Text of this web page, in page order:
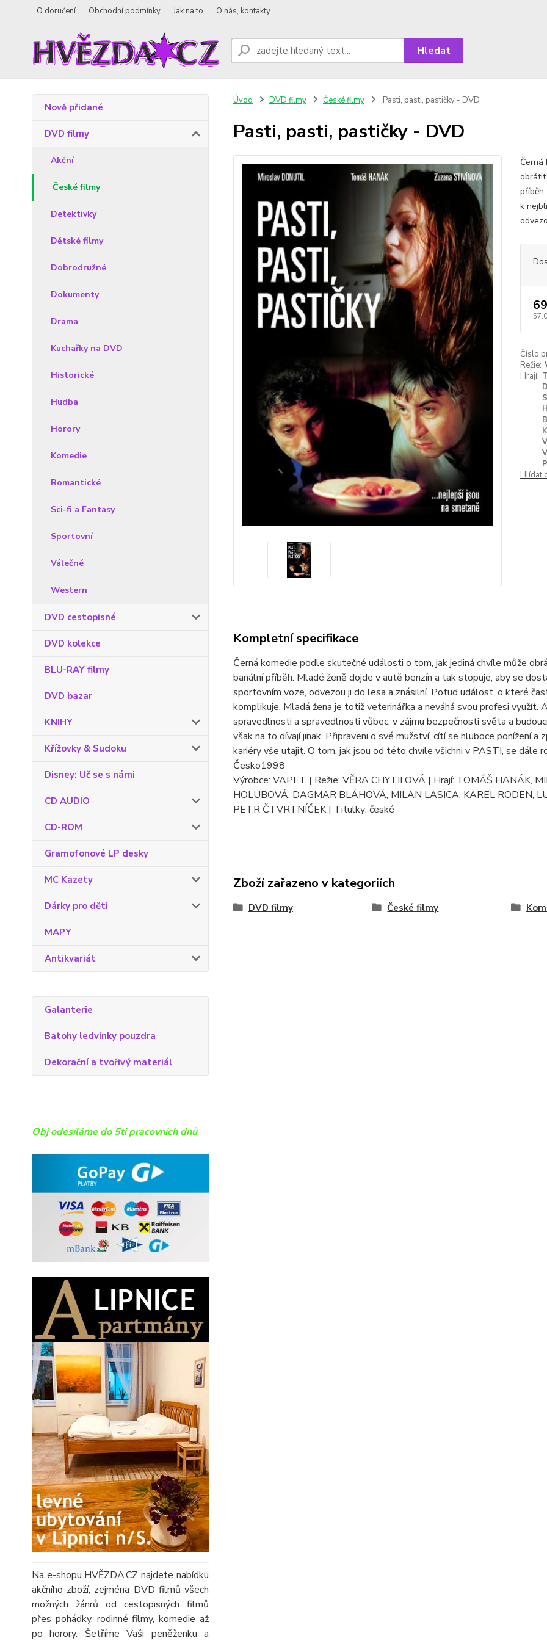
O doručení Obchodní podmínky Jak na to O nás, kontakty...
Hledat
Nově přidané
DVD filmy
Akční
České filmy
Detektivky
Dětské filmy
Dobrodružné
Dokumenty
Drama
Kuchařky na DVD
Historické
Hudba
Horory
Komedie
Romantické
Sci-fi a Fantasy
Sportovní
Válečné
Western
DVD cestopisné
DVD kolekce
BLU-RAY filmy
DVD bazar
KNIHY
Křížovky & Sudoku
Disney: Uč se s námi
CD AUDIO
CD-ROM
Gramofonové LP desky
MC Kazety
Dárky pro děti
MAPY
Antikvariát
Galanterie
Batohy ledvinky pouzdra
Dekorační a tvořivý materiál
Obj odesíláme do 5ti pracovních dnů
Na e-shopu HVĚZDA.CZ najdete nabídku
akčního zboží, zejména DVD filmů všech
možných žánrů od cestopisných filmů
přes pohádky, rodinné filmy, komedie až
po horory. Šetříme Vaši peněženku a
Úvod DVD filmy České filmy Pasti, pasti, pastičky - DVD
Pasti, pasti, pastičky - DVD
Černá
obrátit
k
Číslo
Režie:
Hrají:
Hlídat
Kompletní specifikace
Černá komedie podle skutečné události o tom, jak jediná chvíle může
banální příběh. Mladé ženě dojde v autě benzín a tak stopuje, aby se
sportovním voze, odvezou ji do lesa a znásilní. Potud událost, o které
komplikuje. Mladá žena je totiž veterinářka a neváhá svou profesi
spravedlnosti a spravedlnosti vůbec, v zájmu bezpečnosti světa a
však na to dívají jinak. Připraveni o své mužství, cítí se hluboce ponížení
kariéry vše utajit. O tom, jak jsou od této chvíle všichni v PASTI, se dále
Česko1998
Výrobce: VAPET | Režie: VĚRA CHYTILOVÁ | Hrají: TOMÁŠ HANÁK,
HOLUBOVÁ, DAGMAR BLÁHOVÁ, MILAN LASICA, KAREL RODEN,
PETR ČTVRTNÍČEK | Titulky: české
Zboží zařazeno v kategoriích
DVD filmy České filmy